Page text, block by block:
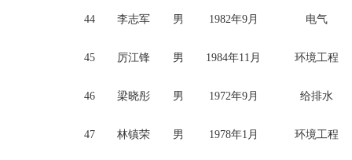
44 李志军 男 1982年9月 电气
45 厉江锋 男 1984年11月 环境工程
46 梁晓彤 男 1972年9月 给排水
47 林镇荣 男 1978年1月 环境工程